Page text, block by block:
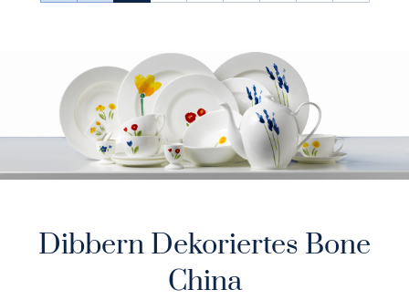
Dibbern Dekoriertes Bone
China